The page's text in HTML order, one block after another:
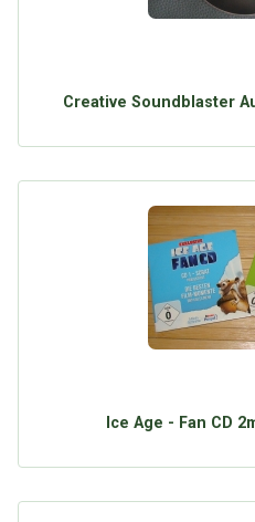
Creative Soundblaster
Ice Age - Fan CD